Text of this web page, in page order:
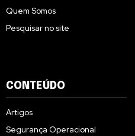
Quem Somos
Pesquisar no site
CONTEÚDO
Artigos
Segurança Operacional